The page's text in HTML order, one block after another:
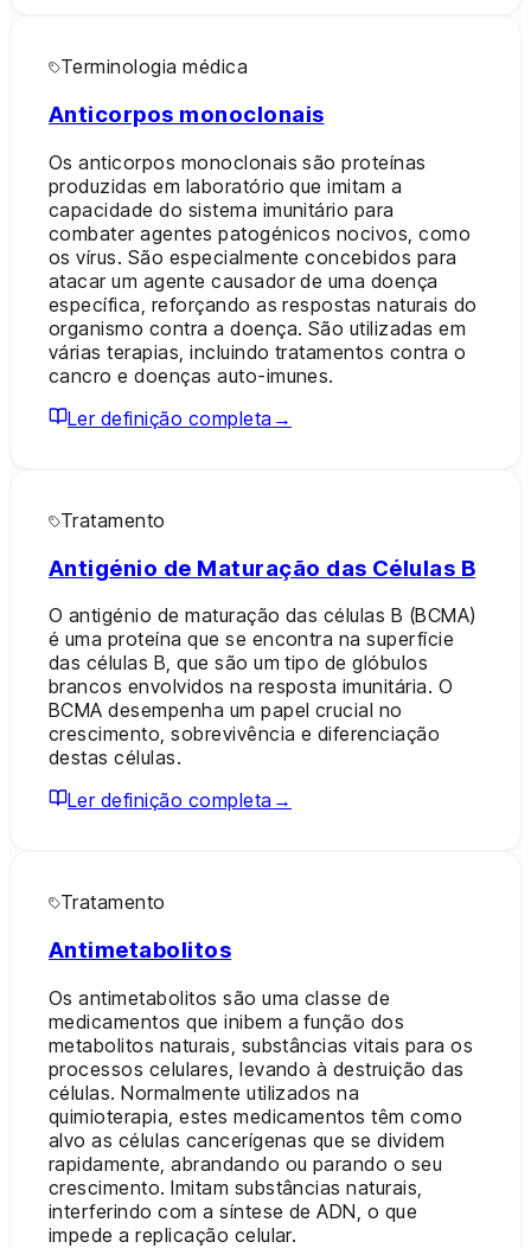
Terminologia médica
Anticorpos monoclonais
Os anticorpos monoclonais são proteínas
produzidas em laboratório que imitam a
capacidade do sistema imunitário para
combater agentes patogénicos nocivos, como
os vírus. São especialmente concebidos para
atacar um agente causador de uma doença
específica, reforçando as respostas naturais do
organismo contra a doença. São utilizadas em
várias terapias, incluindo tratamentos contra o
cancro e doenças auto-imunes.
Ler definição completa →
Tratamento
Antigénio de Maturação das Células B
O antigénio de maturação das células B (BCMA)
é uma proteína que se encontra na superfície
das células B, que são um tipo de glóbulos
brancos envolvidos na resposta imunitária. O
BCMA desempenha um papel crucial no
crescimento, sobrevivência e diferenciação
destas células.
Ler definição completa →
Tratamento
Antimetabolitos
Os antimetabolitos são uma classe de
medicamentos que inibem a função dos
metabolitos naturais, substâncias vitais para os
processos celulares, levando à destruição das
células. Normalmente utilizados na
quimioterapia, estes medicamentos têm como
alvo as células cancerígenas que se dividem
rapidamente, abrandando ou parando o seu
crescimento. Imitam substâncias naturais,
interferindo com a síntese de ADN, o que
impede a replicação celular.